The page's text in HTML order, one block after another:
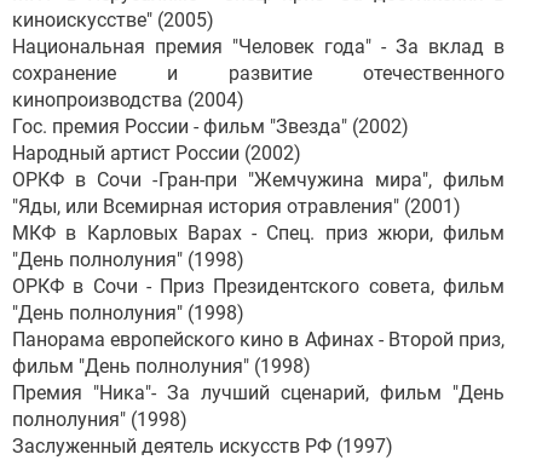
киноискусстве" (2005)
Национальная премия "Человек года" - За вклад в
сохранение и развитие отечественного
кинопроизводства (2004)
Гос. премия России - фильм "Звезда" (2002)
Народный артист России (2002)
ОРКФ в Сочи -Гран-при "Жемчужина мира", фильм
"Яды, или Всемирная история отравления" (2001)
МКФ в Карловых Варах - Спец. приз жюри, фильм
"День полнолуния" (1998)
ОРКФ в Сочи - Приз Президентского совета, фильм
"День полнолуния" (1998)
Панорама европейского кино в Афинах - Второй приз,
фильм "День полнолуния" (1998)
Премия "Ника"- За лучший сценарий, фильм "День
полнолуния" (1998)
Заслуженный деятель искусств РФ (1997)